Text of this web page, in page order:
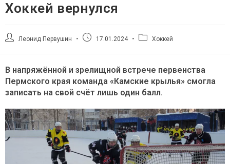
Хоккей вернулся
АвторЛеонид Первушин
Запись17.01.2024
Рубрика
Хоккей
В напряжённой и зрелищной встрече первенства
Пермского края команда «Камские крылья» смогла
записать на свой счёт лишь один балл.